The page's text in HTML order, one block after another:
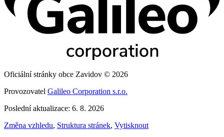
Oficiální stránky obce Zavidov © 2026
Provozovatel Galileo Corporation s.r.o.
Poslední aktualizace: 6. 8. 2026
Změna vzhledu, Struktura stránek, Vytisknout